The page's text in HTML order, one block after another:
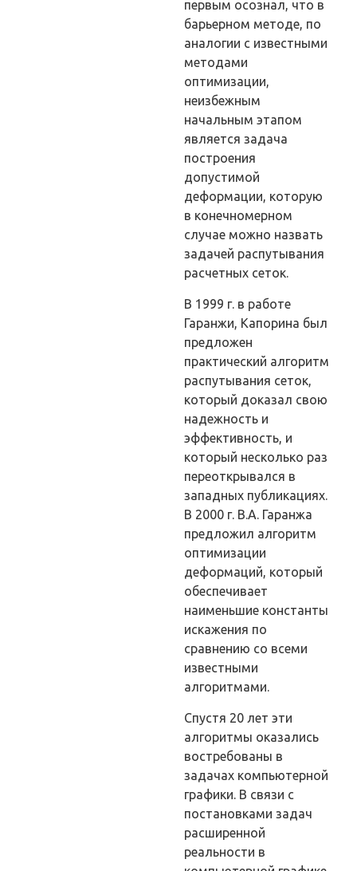
первым осознал, что в
барьерном методе, по
аналогии с известными
методами
оптимизации,
неизбежным
начальным этапом
является задача
построения
допустимой
деформации, которую
в конечномерном
случае можно назвать
задачей распутывания
расчетных сеток.
В 1999 г. в работе
Гаранжи, Капорина был
предложен
практический алгоритм
распутывания сеток,
который доказал свою
надежность и
эффективность, и
который несколько раз
переоткрывался в
западных публикациях.
В 2000 г. В.А. Гаранжа
предложил алгоритм
оптимизации
деформаций, который
обеспечивает
наименьшие константы
искажения по
сравнению со всеми
известными
алгоритмами.
Спустя 20 лет эти
алгоритмы оказались
востребованы в
задачах компьютерной
графики. В связи с
постановками задач
расширенной
реальности в